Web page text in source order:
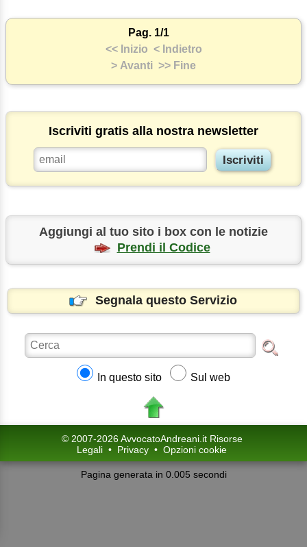
Pag. 1/1
<< Inizio < Indietro
> Avanti >> Fine
Iscriviti gratis alla nostra newsletter
Aggiungi al tuo sito i box con le notizie
Prendi il Codice
Segnala questo Servizio
In questo sito Sul web
© 2007-2026 AvvocatoAndreani.it Risorse
Legali • Privacy • Opzioni cookie
Pagina generata in 0.005 secondi